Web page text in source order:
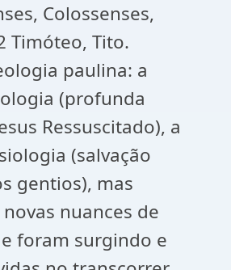
Colossenses,
Timóteo, Tito.
paulina: a
(profunda
Ressuscitado), a
(salvação
gentios), mas
nuances de
foram surgindo e